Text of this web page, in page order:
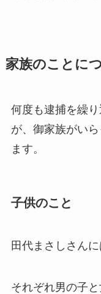
家族のことに
何度も逮捕を繰
が、御家族がい
ます。
子供のこと
田代まさしさん
それぞれ男の子